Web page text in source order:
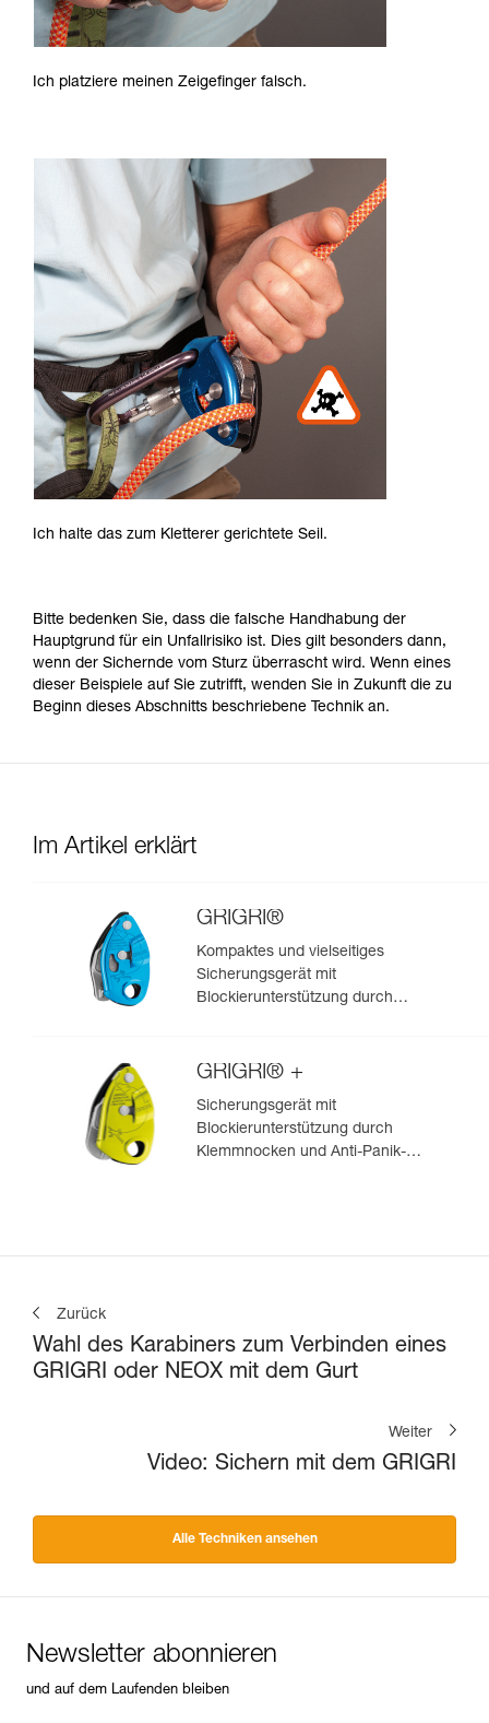
Ich platziere meinen Zeigefinger falsch.
Ich halte das zum Kletterer gerichtete Seil.
Bitte bedenken Sie, dass die falsche Handhabung der
Hauptgrund für ein Unfallrisiko ist. Dies gilt besonders dann,
wenn der Sichernde vom Sturz überrascht wird. Wenn eines
dieser Beispiele auf Sie zutrifft, wenden Sie in Zukunft die zu
Beginn dieses Abschnitts beschriebene Technik an.
Im Artikel erklärt
GRIGRI®
Kompaktes und vielseitiges
Sicherungsgerät mit
Blockierunterstützung durch
GRIGRI® +
Sicherungsgerät mit
Blockierunterstützung durch
Klemmnocken und Anti-Panik-
Zurück
Wahl des Karabiners zum Verbinden eines
GRIGRI oder NEOX mit dem Gurt
Weiter
Video: Sichern mit dem GRIGRI
Alle Techniken ansehen
Newsletter abonnieren
und auf dem Laufenden bleiben